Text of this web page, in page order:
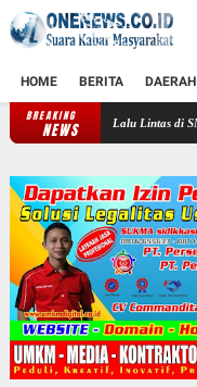
HOME BERITA DAERAH
BREAKING
NEWS
Lalu Lintas di SMAN 1 Gowa